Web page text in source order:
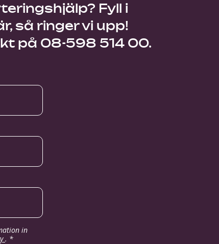
Fyll i
så ringer vi upp!
på 08-598 514 00.
in
. *